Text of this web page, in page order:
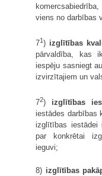
viens no darbības
71) izglītības
pārvaldība, kas
iespēju sasniegt
izvirzītajiem un
72) izglītības
iestādes darbības
izglītības iestādei
par konkrētai
ieguvi;
8) izglītības